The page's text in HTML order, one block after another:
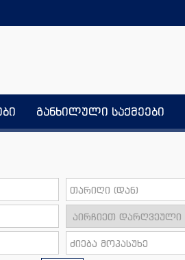
განხილული საქმეები